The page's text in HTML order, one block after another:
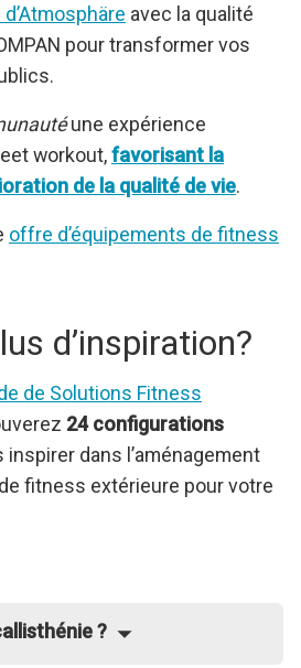
d’Atmosphäre avec la qualité
pour transformer vos
une expérience
workout,favorisant la
de la qualité de vie.
offre d’équipements de fitness
d’inspiration?
de Solutions Fitness
24 configurations
inspirer dans l’aménagement
fitness extérieure pour votre
?